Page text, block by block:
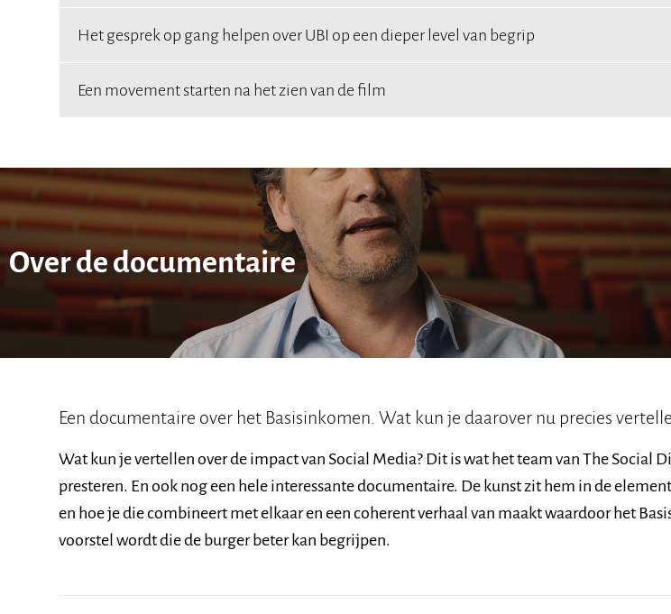
Het gesprek op gang helpen over UBI op een dieper level van begrip
Een movement starten na het zien van de film
Over de documentaire
Een documentaire over het Basisinkomen. Wat kun je daarover nu precies
Wat kun je vertellen over de impact van Social Media? Dit is wat het team van The Social
presteren. En ook nog een hele interessante documentaire. De kunst zit hem in de
en hoe je die combineert met elkaar en een coherent verhaal van maakt waardoor het
voorstel wordt die de burger beter kan begrijpen.